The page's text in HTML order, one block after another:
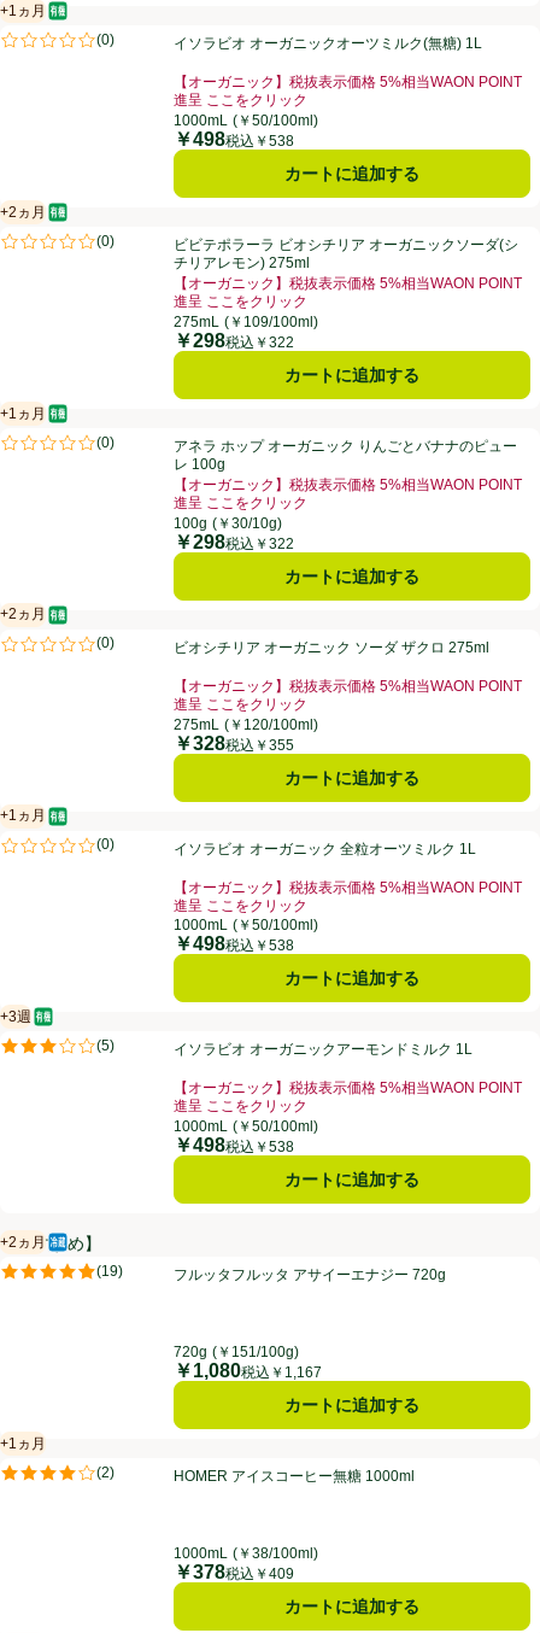
イソラビオ オーガニックオーツミルク(無糖) 1L
+1ヵ月
賞味・消費期限保証：1ヵ月
オーガニック/有機
(0)
評価は0件のレビューで5点中0.0点。イソラビオ オーガニックオーツミルク(無糖) 1L
【オーガニック】税抜表示価格 5%相当WAON POINT
進呈 ここをクリック
お買い得品名：【オーガニック】税抜表示価格 5%相
1000mL (￥50/100ml)
価格
￥498税込￥538
カートに追加する
ビビテポラーラ ビオシチリア オーガニックソーダ(シチリアレモン)
+2ヵ月
賞味・消費期限保証：2ヵ月
オーガニック/有機
(0)
評価は0件のレビューで5点中0.0点。ビビテポラーラ ビオシチリア オーガニックソーダ(シ
チリアレモン) 275ml
【オーガニック】税抜表示価格 5%相当WAON POINT
進呈 ここをクリック
お買い得品名：【オーガニック】税抜表示価格 5%相
275mL (￥109/100ml)
価格
￥298税込￥322
カートに追加する
アネラ ホップ オーガニック りんごとバナナのピューレ 100g
+1ヵ月
賞味・消費期限保証：1ヵ月
オーガニック/有機
(0)
評価は0件のレビューで5点中0.0点。アネラ ホップ オーガニック りんごとバナナのピュー
レ 100g
【オーガニック】税抜表示価格 5%相当WAON POINT
進呈 ここをクリック
お買い得品名：【オーガニック】税抜表示価格 5%相
100g (￥30/10g)
価格
￥298税込￥322
カートに追加する
ビオシチリア オーガニック ソーダ ザクロ 275ml
+2ヵ月
賞味・消費期限保証：2ヵ月
オーガニック/有機
(0)
評価は0件のレビューで5点中0.0点。ビオシチリア オーガニック ソーダ ザクロ 275ml
【オーガニック】税抜表示価格 5%相当WAON POINT
進呈 ここをクリック
お買い得品名：【オーガニック】税抜表示価格 5%相
275mL (￥120/100ml)
価格
￥328税込￥355
カートに追加する
イソラビオ オーガニック 全粒オーツミルク 1L
+1ヵ月
賞味・消費期限保証：1ヵ月
オーガニック/有機
(0)
評価は0件のレビューで5点中0.0点。イソラビオ オーガニック 全粒オーツミルク 1L
【オーガニック】税抜表示価格 5%相当WAON POINT
進呈 ここをクリック
お買い得品名：【オーガニック】税抜表示価格 5%相
1000mL (￥50/100ml)
価格
￥498税込￥538
カートに追加する
イソラビオ オーガニックアーモンドミルク 1L
+3週
賞味・消費期限保証：3週間
オーガニック/有機
(5)
評価は5件のレビューで5点中3.0点。 イソラビオ オーガニックアーモンドミルク 1L
【オーガニック】税抜表示価格 5%相当WAON POINT
進呈 ここをクリック
お買い得品名：【オーガニック】税抜表示価格 5%相
1000mL (￥50/100ml)
価格
￥498税込￥538
カートに追加する
【おすすめ】
フルッタフルッタ アサイーエナジー 720g
+2ヵ月
賞味・消費期限保証：2ヵ月
冷蔵食品
(19)
評価は19件のレビューで5点中4.9点。フルッタフルッタ アサイーエナジー 720g
720g (￥151/100g)
価格
￥1,080税込￥1,167
カートに追加する
HOMER アイスコーヒー無糖 1000ml
+1ヵ月
賞味・消費期限保証：1ヵ月
(2)
評価は2件のレビューで5点中4.0点。HOMER アイスコーヒー無糖 1000ml
1000mL (￥38/100ml)
価格
￥378税込￥409
カートに追加する